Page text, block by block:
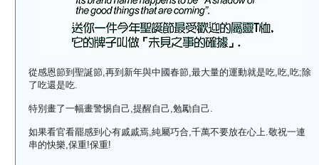
從感恩節到聖誕節,再到新年與中國春節,最大量的運動就是吃,吃,吃;除
了吃還是吃.
特別畫了一幅畫警惕自己,提醒自己,勉勵自己.
如果看官看罷感到心有戚戚焉,純屬巧合,千萬不要放在心上.敬祝一連
串的快樂,保重!保重!